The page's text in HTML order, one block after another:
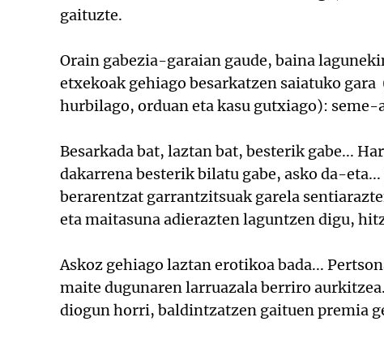
gaituzte.
Orain gabezia-garaian gaude, baina
etxekoak gehiago besarkatzen saiatuko
hurbilago, orduan eta kasu gutxiago):
Besarkada bat, laztan bat, besterik gabe...
dakarrena besterik bilatu gabe, asko da-
berarentzat garrantzitsuak garela
eta maitasuna adierazten laguntzen digu,
Askoz gehiago laztan erotikoa bada...
maite dugunaren larruazala berriro
diogun horri, baldintzatzen gaituen premia